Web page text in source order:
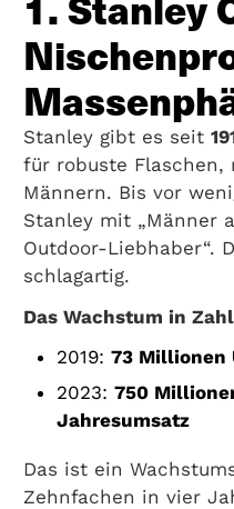
Stanley gibt es seit
für robuste Flaschen,
Männern. Bis vor
Stanley mit „Männer
Outdoor-Liebhaber“.
schlagartig.
Das Wachstum in
2019: 73 Millionen
2023: 750
Jahresumsatz
Das ist ein
Zehnfachen in vier